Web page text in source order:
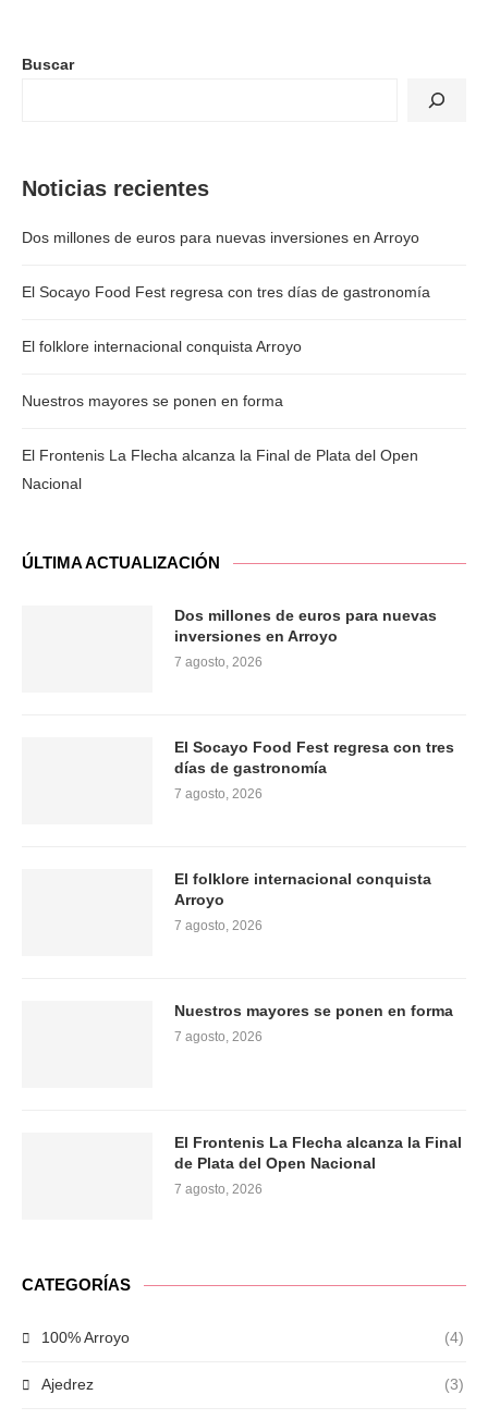
Buscar
Noticias recientes
Dos millones de euros para nuevas inversiones en Arroyo
El Socayo Food Fest regresa con tres días de gastronomía
El folklore internacional conquista Arroyo
Nuestros mayores se ponen en forma
El Frontenis La Flecha alcanza la Final de Plata del Open
Nacional
ÚLTIMA ACTUALIZACIÓN
Dos millones de euros para nuevas
inversiones en Arroyo
7 agosto, 2026
El Socayo Food Fest regresa con tres
días de gastronomía
7 agosto, 2026
El folklore internacional conquista
Arroyo
7 agosto, 2026
Nuestros mayores se ponen en forma
7 agosto, 2026
El Frontenis La Flecha alcanza la Final
de Plata del Open Nacional
7 agosto, 2026
CATEGORÍAS
100% Arroyo (4)
Ajedrez (3)